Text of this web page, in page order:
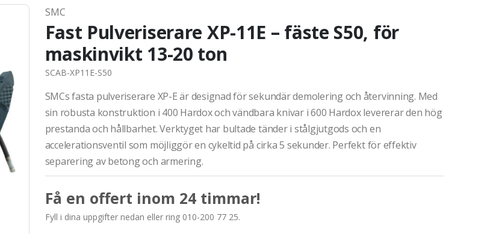
SMC
Fast Pulveriserare XP-11E – fäste S50, för
maskinvikt 13-20 ton
SCAB-XP11E-S50
SMCs fasta pulveriserare XP-E är designad för sekundär demolering och återvinning. Med
sin robusta konstruktion i 400 Hardox och vändbara knivar i 600 Hardox levererar den hög
prestanda och hållbarhet. Verktyget har bultade tänder i stålgjutgods och en
accelerationsventil som möjliggör en cykeltid på cirka 5 sekunder. Perfekt för effektiv
separering av betong och armering.
Få en offert inom 24 timmar!
Fyll i dina uppgifter nedan eller ring 010-200 77 25.